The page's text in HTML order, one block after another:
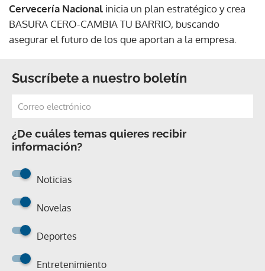
Cervecería Nacional inicia un plan estratégico y crea
BASURA CERO-CAMBIA TU BARRIO, buscando
asegurar el futuro de los que aportan a la empresa.
Suscríbete a nuestro boletín
¿De cuáles temas quieres recibir
información?
Noticias
Novelas
Deportes
Entretenimiento